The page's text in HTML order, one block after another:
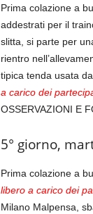
Prima colazione a
addestrati per il
slitta, si parte per
rientro
tipica tenda usata
a carico dei
OSSERVAZIONI E
5° giorno,
Prima colazione a
libero a carico dei
Milano Malpensa,